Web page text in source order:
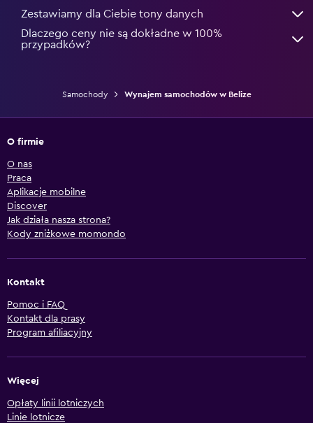
Zestawiamy dla Ciebie tony danych
Dlaczego ceny nie są dokładne w 100%
przypadków?
Samochody Wynajem samochodów w Belize
O firmie
O nas
Praca
Aplikacje mobilne
Discover
Jak działa nasza strona?
Kody zniżkowe momondo
Kontakt
Pomoc i FAQ
Kontakt dla prasy
Program afiliacyjny
Więcej
Opłaty linii lotniczych
Linie lotnicze